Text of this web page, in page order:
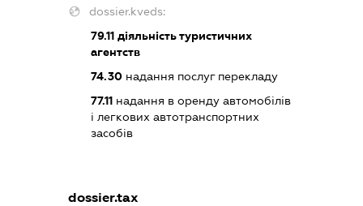
dossier.kveds:
79.11діяльність туристичних
агентств
74.30надання послуг перекладу
77.11надання в оренду автомобілів
і легкових автотранспортних
засобів
dossier.tax